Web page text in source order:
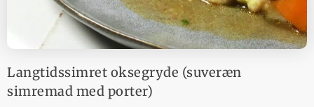
Langtidssimret oksegryde (suveræn
simremad med porter)